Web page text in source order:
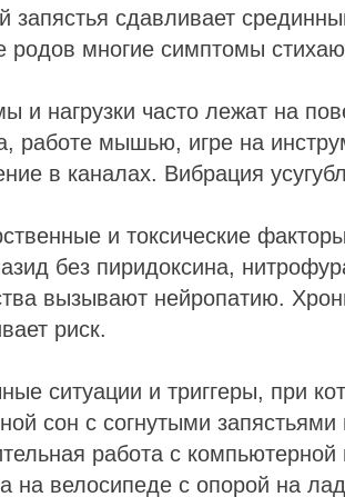
запястья сдавливает
родов многие симптомы
и нагрузки часто лежат на
работе мышью, игре на
в каналах. Вибрация
и токсические
без пиридоксина,
вызывают нейропатию.
риск.
ситуации и триггеры, при
сон с согнутыми
работа с
на велосипеде с опорой на